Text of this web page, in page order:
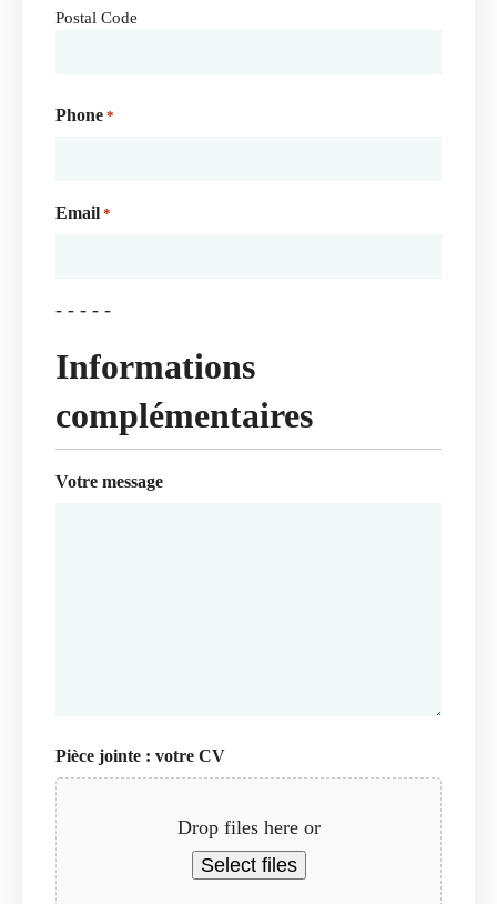
Postal Code
Phone *
Email *
- - - - -
Informations
complémentaires
Votre message
Pièce jointe : votre CV
Drop files here or
Select files